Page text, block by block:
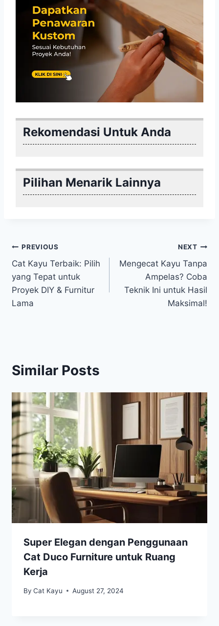
Rekomendasi Untuk Anda
Pilihan Menarik Lainnya
Post
navigation
PREVIOUS
Cat Kayu Terbaik: Pilih
yang Tepat untuk
Proyek DIY & Furnitur
Lama
NEXT
Mengecat Kayu Tanpa
Ampelas? Coba
Teknik Ini untuk Hasil
Maksimal!
Similar Posts
Super Elegan dengan Penggunaan
Cat Duco Furniture untuk Ruang
Kerja
By Cat Kayu August 27, 2024